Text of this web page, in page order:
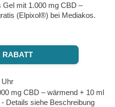
Gel mit 1.000 mg CBD –
(Elpixol®) bei Mediakos.
RABATT
Uhr
mg CBD – wärmend + 10 ml
Details siehe Beschreibung